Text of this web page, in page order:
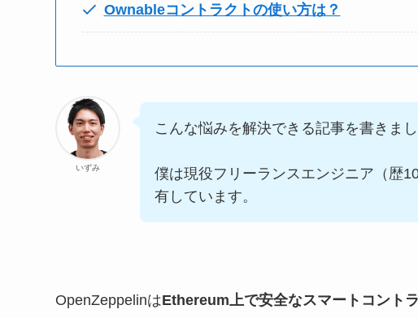
Ownableコントラクトの使い方は？
いずみ
こんな悩みを解決できる記事を書きまし
僕は現役フリーランスエンジニア（歴
有しています。
OpenZeppelinはEthereum上で安全なスマートコント